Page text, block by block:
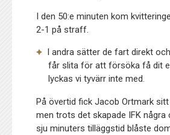
I den 50:e minuten kom
2-1 på straff.
I andra sätter de fart direkt
får slita för att försöka få dit
lyckas vi tyvärr inte med.
På övertid fick Jacob Ortmark sitt
men trots det skapade IFK några
sju minuters tilläggstid blåste